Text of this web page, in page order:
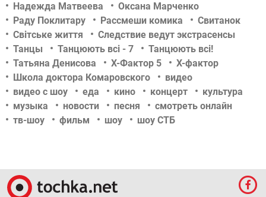
Надежда Матвеева
Оксана Марченко
Раду Поклитару
Рассмеши комика
Свитанок
Світське життя
Следствие ведут экстрасенсы
Танцы
Танцюють всі - 7
Танцюють всі!
Татьяна Денисова
Х-Фактор 5
Х-фактор
Школа доктора Комаровского
видео
видео с шоу
еда кино концерт
культура
музыка
новости песня
смотреть онлайн
тв-шоу
фильм шоу шоу СТБ